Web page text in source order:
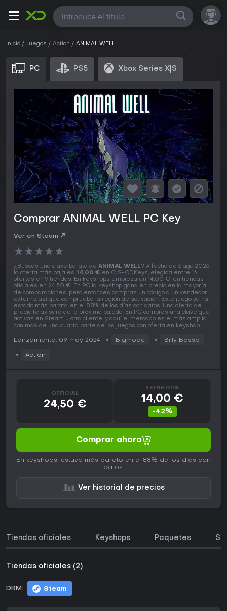
Todas
Inicio Juegos Action ANIMAL WELL
PC PS5 Xbox Series X|S
Comprar ANIMAL WELL PC Key
Ver en Steam
★★★★★
¿Buscas una clave barata de ANIMAL WELL? A fecha de 6 ago 2026
la oferta más baja es 14,00 € en CJS-CDKeys, elegida entre 16
ofertas en 9 tiendas. En keyshops empieza en 14,00 €, en tiendas
oficiales en 24,50 €. En PC la keyshop gana en precio en la mayoría
de comparaciones, pero entonces compras un código a un vendedor
externo, así que comprueba la región de activación. Este juego ya ha
estado más barato, en el 88% de los días con datos. Una alerta de
precio te avisará de la próxima bajada. En PC compras una clave que
activas en Steam u otro cliente, y aquí el mercado es el más amplio,
con más de una cuarta parte de los juegos con oferta en keyshop.
Lanzamiento: 09 may 2024 Bigmode Billy Basso
Action
OFFICIAL
24,50 €
KEYSHOPS
14,00 €
-42%
Comprar ahora
En keyshops, estuvo más barato en el 88% de los días con
datos.
Ver historial de precios
Tiendas oficiales Keyshops Paquetes
Tiendas oficiales (2)
DRM: Steam